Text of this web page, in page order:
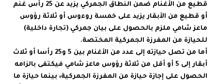
قطيع من الأغنام ضمن النطاق الجمركي يزيد عن 25 رأس غنم
أو قطيع من الأبقار يزيد على خمسة روءوس أو ثلاثة رؤوس
ماعز شامي ملزم بالحصول على بيان جمركي (تجارة داخلية)
للحيازة من المفرزة الجمركية المختصة.
أما من تصل حيازته إلى عدد من الأغنام بين 5 و25 رأسا أو ثلاث
أبقار إلى 5 أو أقل من ثلاثة رؤوس ماعز شامي فيكتفى بالزامه
الحصول على إجازة حيازة من المفرزة الجمركية، بينما حيازة ما